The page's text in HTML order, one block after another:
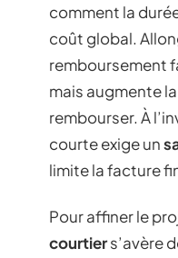
comment la
coût global.
remboursement
mais augmente
rembourser. À
courte exige un
limite la facture
Pour affiner le
courtiers’avère